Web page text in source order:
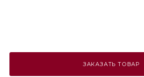
ЗАКАЗАТЬ ТОВАР